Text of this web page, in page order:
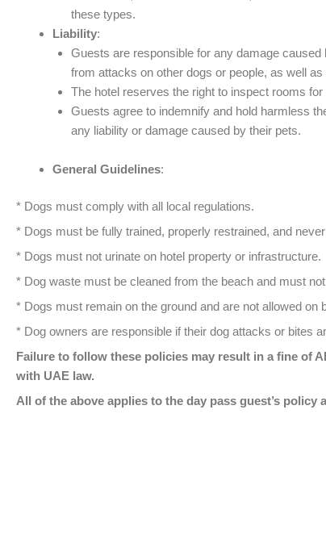
these types.
Liability:
Guests are responsible for any damage
from attacks on other dogs or people, as well
The hotel reserves the right to inspect rooms
Guests agree to indemnify and hold harmless
any liability or damage caused by their pets.
General Guidelines:
* Dogs must comply with all local regulations.
* Dogs must be fully trained, properly restrained, and
* Dogs must not urinate on hotel property or infrastructure.
* Dog waste must be cleaned from the beach and must
* Dogs must remain on the ground and are not allowed on
* Dog owners are responsible if their dog attacks or bites
Failure to follow these policies may result in a fine of
with UAE law.
All of the above applies to the day pass guest’s policy